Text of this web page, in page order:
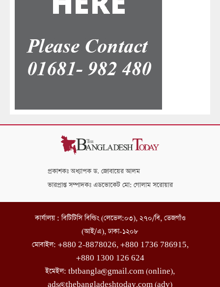
প্রকাশকঃ অধ্যাপক ড. জোবায়ের আলম
ভারপ্রাপ্ত সম্পাদকঃ এডভোকেট মো: গোলাম সরোয়ার
কার্যালয় : বিটিটিসি বিল্ডিং (লেভেল:০৩), ২৭০/বি, তেজগাঁও
(আই/এ), ঢাকা-১২০৮
মোবাইল: +880 2-8878026, +880 1736 786915,
+880 1300 126 624
ইমেইল: tbtbangla@gmail.com (online),
ads@thebangladeshtoday.com (adv)